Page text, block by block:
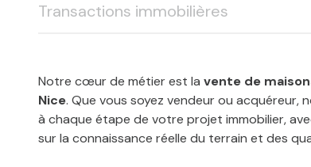
Transactions immobilières
Notre cœur de métier est la vente de
Nice. Que vous soyez vendeur ou acquéreur,
à chaque étape de votre projet immobilier,
sur la connaissance réelle du terrain et des